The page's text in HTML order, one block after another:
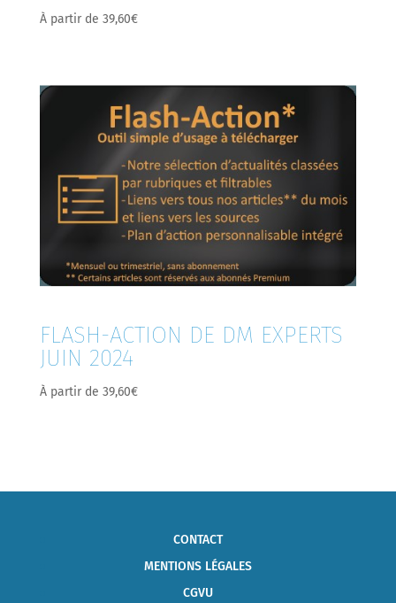
À partir de 39,60€
FLASH-ACTION DE DM EXPERTS
JUIN 2024
À partir de 39,60€
CONTACT
MENTIONS LÉGALES
CGVU